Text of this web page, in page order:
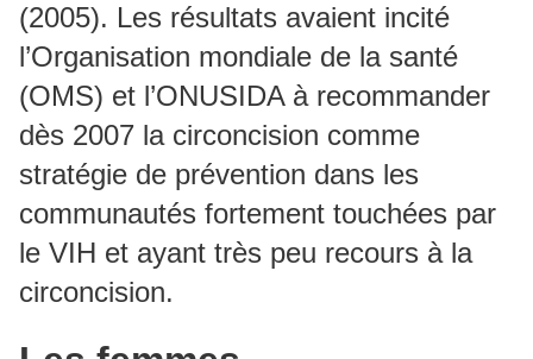
(2005). Les résultats avaient incité
l’Organisation mondiale de la santé
(OMS) et l’ONUSIDA à recommander
dès 2007 la circoncision comme
stratégie de prévention dans les
communautés fortement touchées par
le VIH et ayant très peu recours à la
circoncision.